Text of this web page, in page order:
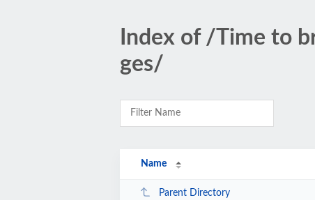
Index of /Time to
ges/
Name
Parent Directory